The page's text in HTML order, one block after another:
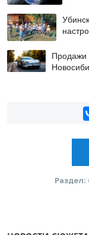
Продажи
Раздел: